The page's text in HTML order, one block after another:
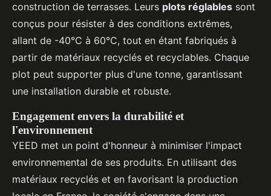
construction de terrasses. Leurs plots réglables sont
conçus pour résister à des conditions extrêmes,
allant de -40°C à 60°C, tout en étant fabriqués à
partir de matériaux recyclés et recyclables. Chaque
plot peut supporter plus d'une tonne, garantissant
une installation durable et robuste.
Engagement envers la durabilité et
l'environnement
YEED met un point d'honneur à minimiser l'impact
environnemental de ses produits. En utilisant des
matériaux recyclés et en favorisant la production